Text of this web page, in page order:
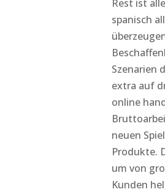
Rest ist
spanisch
Szenarien
extra auf
online
neuen
Produkte.
um von
Kunden